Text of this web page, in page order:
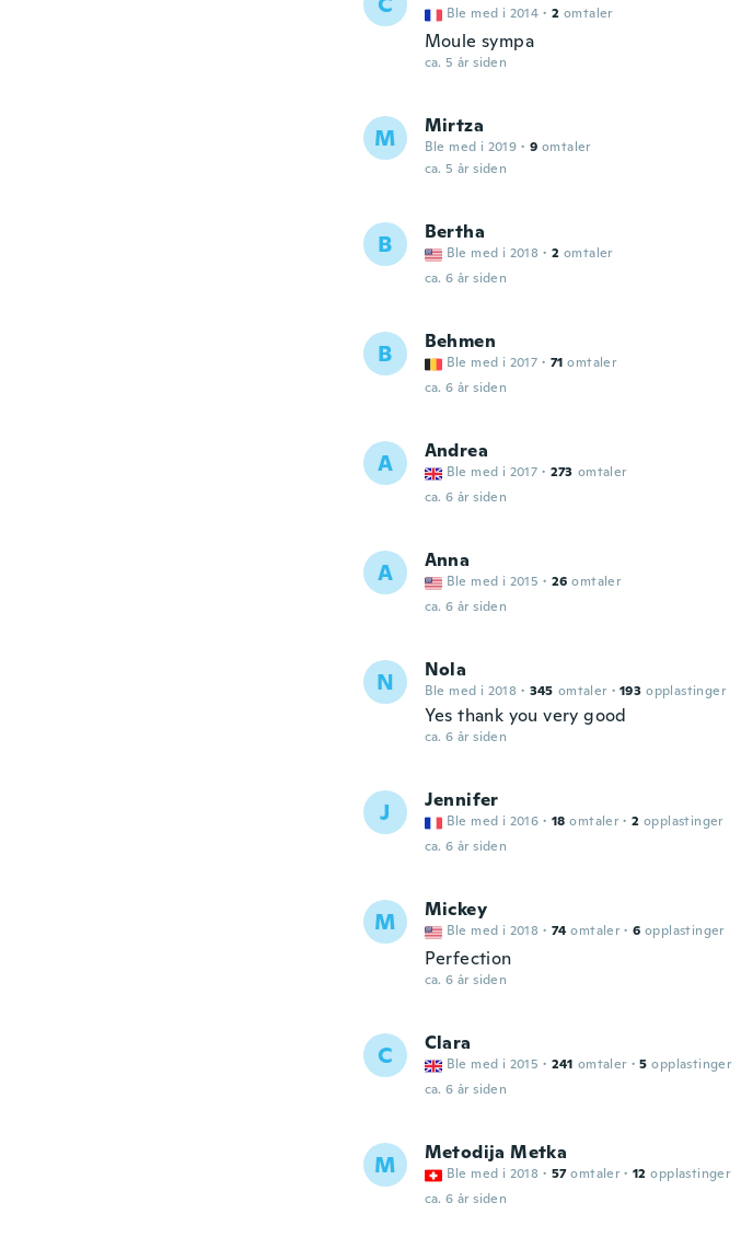
Ble med i 2014 · 2 omtaler
Moule sympa
ca. 5 år siden
M Mirtza
Ble med i 2019 · 9 omtaler
ca. 5 år siden
B Bertha
Ble med i 2018 · 2 omtaler
ca. 6 år siden
B Behmen
Ble med i 2017 · 71 omtaler
ca. 6 år siden
A Andrea
Ble med i 2017 · 273 omtaler
ca. 6 år siden
A Anna
Ble med i 2015 · 26 omtaler
ca. 6 år siden
N Nola
Ble med i 2018 · 345 omtaler · 193 opplastinger
Yes thank you very good
ca. 6 år siden
J Jennifer
Ble med i 2016 · 18 omtaler · 2 opplastinger
ca. 6 år siden
M Mickey
Ble med i 2018 · 74 omtaler · 6 opplastinger
Perfection
ca. 6 år siden
C Clara
Ble med i 2015 · 241 omtaler · 5 opplastinger
ca. 6 år siden
M Metodija Metka
Ble med i 2018 · 57 omtaler · 12 opplastinger
ca. 6 år siden